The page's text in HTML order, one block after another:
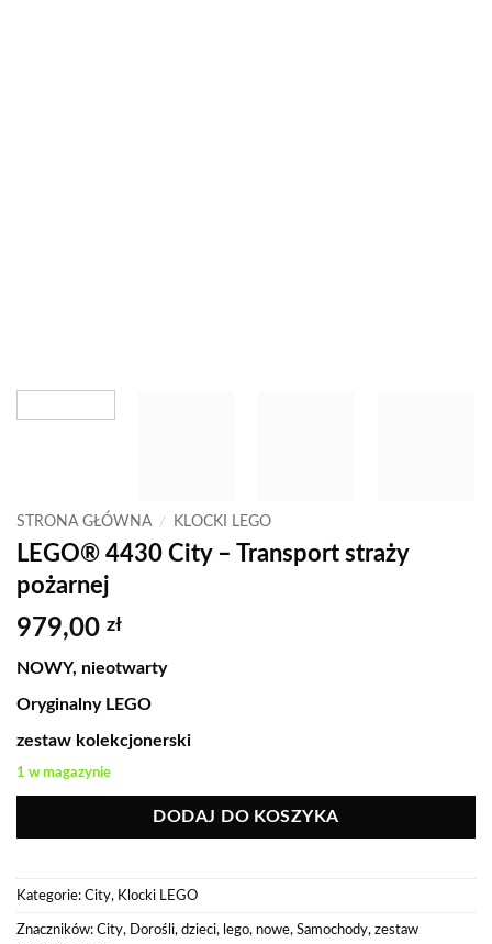
STRONA GŁÓWNA / KLOCKI LEGO
LEGO® 4430 City – Transport straży
pożarnej
979,00 zł
NOWY, nieotwarty
Oryginalny LEGO
zestaw kolekcjonerski
1 w magazynie
DODAJ DO KOSZYKA
Kategorie: City, Klocki LEGO
Znaczników: City, Dorośli, dzieci, lego, nowe, Samochody, zestaw